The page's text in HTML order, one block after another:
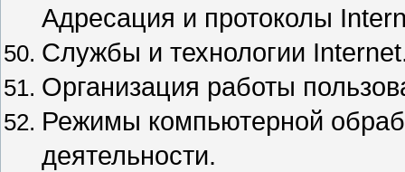
Адресация и протоколы
Службы и технологии
Организация работы
Режимы компьютерной
деятельности.